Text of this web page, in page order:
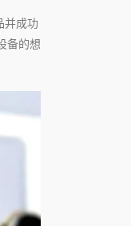
并成功
备的想